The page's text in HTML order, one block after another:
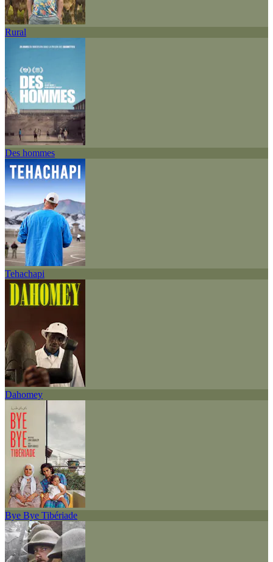
Rural
Des hommes
Tehachapi
Dahomey
Bye Bye Tibériade